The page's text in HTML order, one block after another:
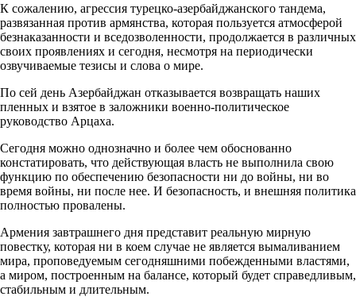
К сожалению, агрессия турецко-азербайджанского тандема,
развязанная против армянства, которая пользуется атмосферой
безнаказанности и вседозволенности, продолжается в различных
своих проявлениях и сегодня, несмотря на периодически
озвучиваемые тезисы и слова о мире.
По сей день Азербайджан отказывается возвращать наших
пленных и взятое в заложники военно-политическое
руководство Арцаха.
Сегодня можно однозначно и более чем обоснованно
констатировать, что действующая власть не выполнила свою
функцию по обеспечению безопасности ни до войны, ни во
время войны, ни после нее. И безопасность, и внешняя политика
полностью провалены.
Армения завтрашнего дня представит реальную мирную
повестку, которая ни в коем случае не является вымаливанием
мира, проповедуемым сегодняшними побежденными властями,
а миром, построенным на балансе, который будет справедливым,
стабильным и длительным.